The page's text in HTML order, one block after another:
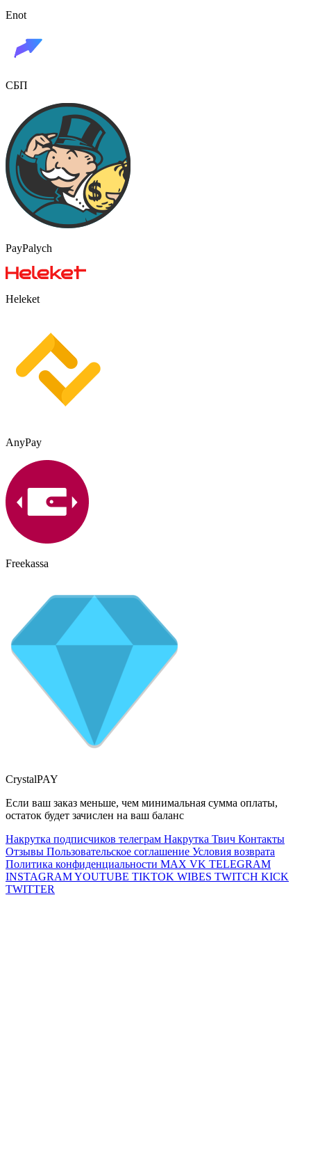
Enot
СБП
PayPalych
Heleket
AnyPay
Freekassa
CrystalPAY
Если ваш заказ меньше, чем минимальная сумма оплаты,
остаток будет зачислен на ваш баланс
Накрутка подписчиков телеграм Накрутка Твич Контакты
Отзывы Пользовательское соглашение Условия возврата
Политика конфиденциальности MAX VK TELEGRAM
INSTAGRAMYOUTUBE TIKTOK WIBES TWITCH KICK
TWITTER